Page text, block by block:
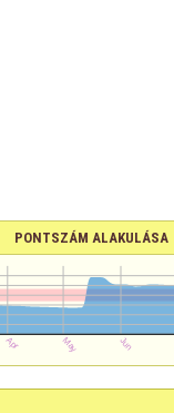
PONTSZÁM ALAKULÁSA